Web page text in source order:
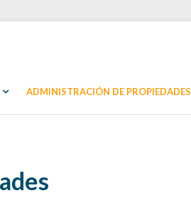
ADMINISTRACIÓN DE PROPIEDADES